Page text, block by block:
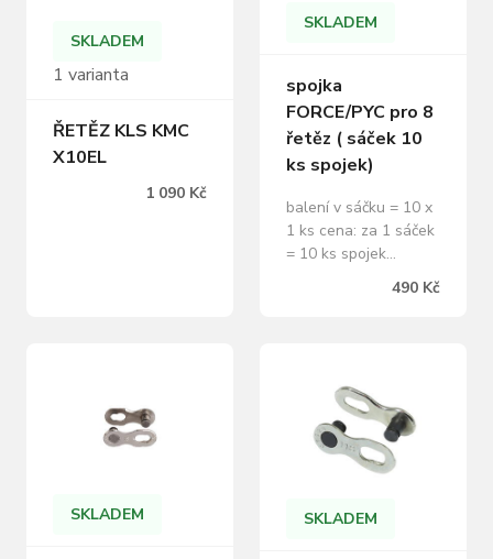
SKLADEM
1 varianta
ŘETĚZ KLS KMC
X10EL
1 090 Kč
SKLADEM
spojka
FORCE/PYC pro 8
řetěz ( sáček 10
ks spojek)
balení v sáčku = 10 x
1 ks cena: za 1 sáček
= 10 ks spojek
hmotnost spojky: 2,9
490 Kč
SKLADEM SKLADEM